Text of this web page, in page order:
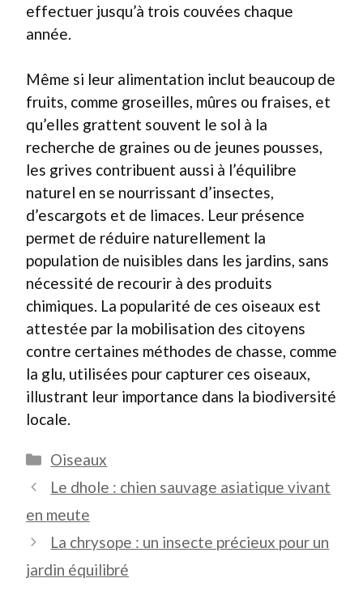
effectuer jusqu’à trois couvées chaque
année.
Même si leur alimentation inclut beaucoup de
fruits, comme groseilles, mûres ou fraises, et
qu’elles grattent souvent le sol à la
recherche de graines ou de jeunes pousses,
les grives contribuent aussi à l’équilibre
naturel en se nourrissant d’insectes,
d’escargots et de limaces. Leur présence
permet de réduire naturellement la
population de nuisibles dans les jardins, sans
nécessité de recourir à des produits
chimiques. La popularité de ces oiseaux est
attestée par la mobilisation des citoyens
contre certaines méthodes de chasse, comme
la glu, utilisées pour capturer ces oiseaux,
illustrant leur importance dans la biodiversité
locale.
Catégories
Oiseaux
Le dhole : chien sauvage asiatique vivant
en meute
La chrysope : un insecte précieux pour un
jardin équilibré